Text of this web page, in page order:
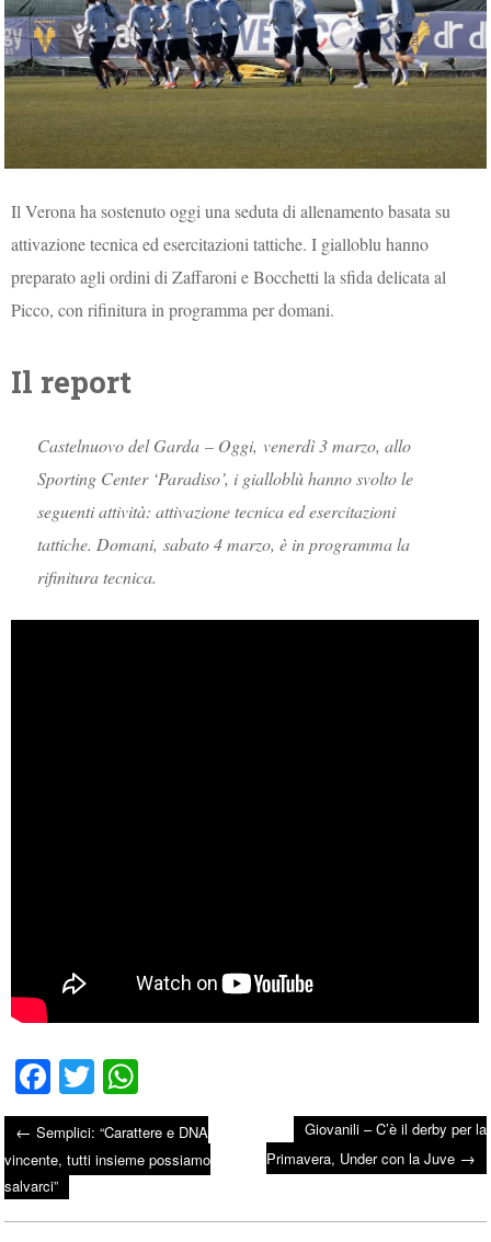
Il Verona ha sostenuto oggi una seduta di allenamento basata su
attivazione tecnica ed esercitazioni tattiche. I gialloblu hanno
preparato agli ordini di Zaffaroni e Bocchetti la sfida delicata al
Picco, con rifinitura in programma per domani.
Il report
Castelnuovo del Garda – Oggi, venerdì 3 marzo, allo
Sporting Center ‘Paradiso’, i gialloblù hanno svolto le
seguenti attività: attivazione tecnica ed esercitazioni
tattiche. Domani, sabato 4 marzo, è in programma la
rifinitura tecnica.
Fa
ce
bo
ok
T
wi
tte
r
ha
ts
A
pp
Post navigation
← Semplici: “Carattere e DNA
vincente, tutti insieme possiamo
salvarci”
Giovanili – C’è il derby per la
Primavera, Under con la Juve →